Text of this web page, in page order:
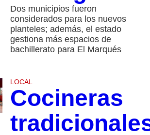
Dos municipios fueron
considerados para los nuevos
planteles; además, el estado
gestiona más espacios de
bachillerato para El Marqués
LOCAL
Cocineras